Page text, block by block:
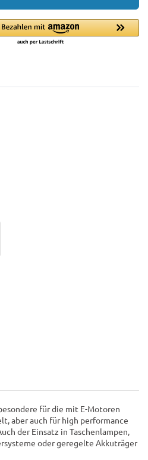
für die mit E-Motoren
aber auch für high performance
der Einsatz in Taschenlampen,
oder geregelte Akkuträger